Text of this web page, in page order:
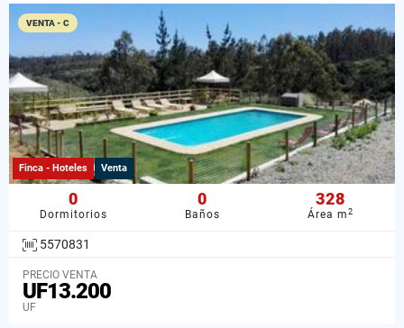
VENTA - C
Finca - Hoteles Venta
0
Dormitorios
0
Baños
328
Área m2
5570831
PRECIO VENTA
UF13.200
UF